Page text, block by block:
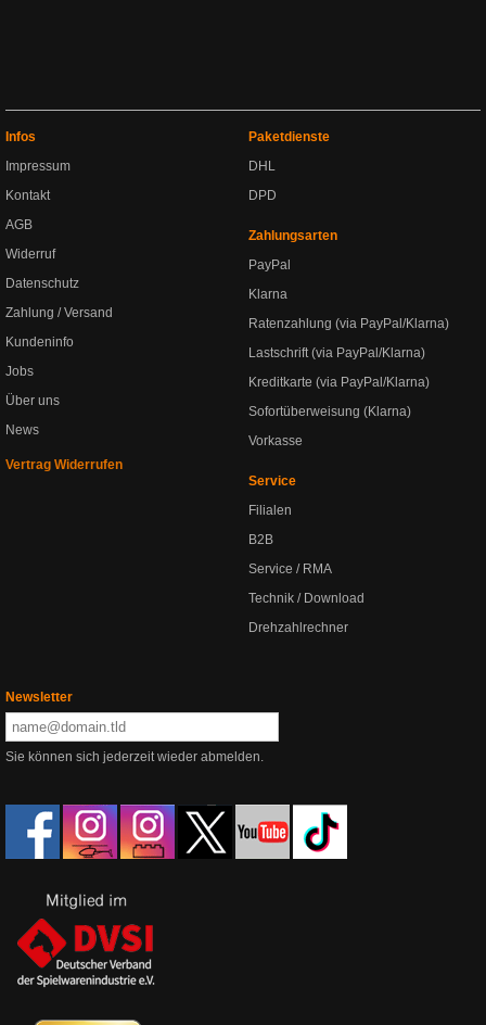
Infos
Impressum
Kontakt
AGB
Widerruf
Datenschutz
Zahlung / Versand
Kundeninfo
Jobs
Über uns
News
Vertrag Widerrufen
Paketdienste
DHL
DPD
Zahlungsarten
PayPal
Klarna
Ratenzahlung (via PayPal/Klarna)
Lastschrift (via PayPal/Klarna)
Kreditkarte (via PayPal/Klarna)
Sofortüberweisung (Klarna)
Vorkasse
Service
Filialen
B2B
Service / RMA
Technik / Download
Drehzahlrechner
Newsletter
Sie können sich jederzeit wieder abmelden.